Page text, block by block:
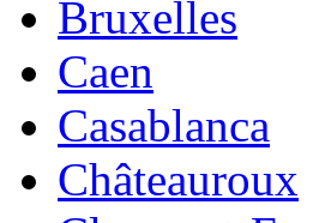
Bruxelles
Caen
Casablanca
Châteauroux